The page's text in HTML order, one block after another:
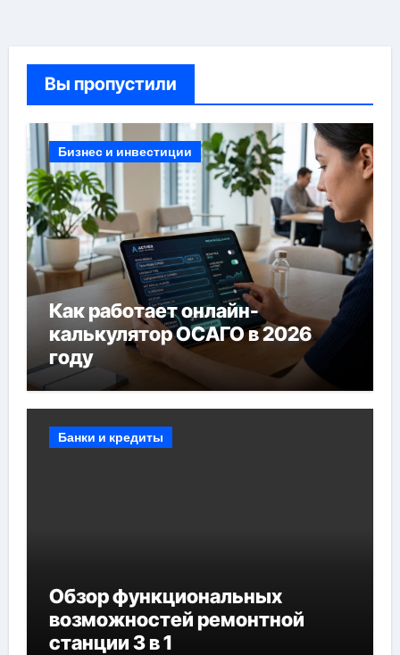
Вы пропустили
Бизнес и инвестиции
Как работает онлайн-
калькулятор ОСАГО в 2026
году
Банки и кредиты
Обзор функциональных
возможностей ремонтной
станции 3 в 1